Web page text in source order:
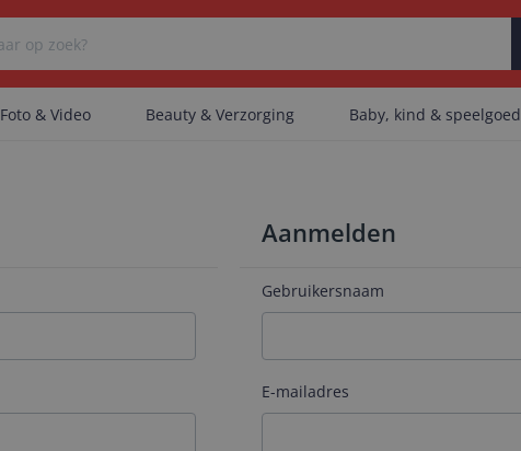
Er zijn geen producten gevonden.
Foto & Video Beauty & Verzorging Baby, kind & speelgoed
Aanmelden
Gebruikersnaam
E-mailadres